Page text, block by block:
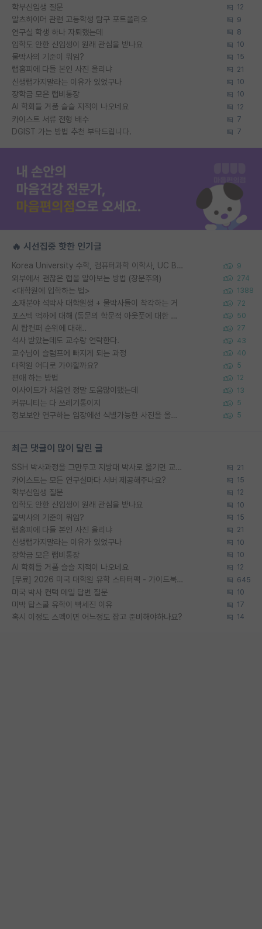
학부신입생 질문 12
알츠하이머 관련 고등학생 탐구 포트폴리오 9
연구실 학생 하나 자퇴했는데 8
입학도 안한 신입생이 원래 관심을 받나요 10
물박사의 기준이 뭐임? 15
랩홈피에 다들 본인 사진 올리냐 21
신생랩가지말라는 이유가 있었구나 10
장학금 모은 랩비통장 10
AI 학회들 거품 슬슬 지적이 나오네요 12
카이스트 서류 전형 배수 7
DGIST 가는 방법 추천 부탁드립니다. 7
🔥 시선집중 핫한 인기글
Korea University 수학, 컴퓨터과학 이학사, UC Berkeley 산업공학 대학원 공학박사가 되는 것은 쉽지 않겠죠? 9
외부에서 괜찮은 랩을 알아보는 방법 (장문주의) 274
<대학원에 입학하는 법> 1388
소재분야 석박사 대학원생 + 물박사들이 착각하는 거 72
포스텍 억까에 대해 (동문의 학문적 아웃풋에 대한 반박) 50
AI 탑컨퍼 순위에 대해.. 27
석사 받았는데도 교수랑 연락한다. 43
교수님이 슬럼프에 빠지게 되는 과정 40
대학원 어디로 가야할까요? 5
편애 하는 방법 12
이사이트가 처음엔 정말 도움많이됐는데 13
커뮤니티는 다 쓰레기통이지 5
정보보안 연구하는 입장에선 식별가능한 사진을 올리는건 비추이긴함 5
최근 댓글이 많이 달린 글
SSH 박사과정을 그만두고 지방대 박사로 옮기면 교수의 꿈은 끝일까요? 21
카이스트는 모든 연구실마다 서버 제공해주나요? 15
학부신입생 질문 12
입학도 안한 신입생이 원래 관심을 받나요 10
물박사의 기준이 뭐임? 15
랩홈피에 다들 본인 사진 올리냐 21
신생랩가지말라는 이유가 있었구나 10
장학금 모은 랩비통장 10
AI 학회들 거품 슬슬 지적이 나오네요 12
[무료] 2026 미국 대학원 유학 스타터팩 - 가이드북 & 합격자 컨택메일 템플릿 645
미국 박사 컨택 메일 답변 질문 10
미박 탑스쿨 유학이 빡세진 이유 17
혹시 이정도 스펙이면 어느정도 잡고 준비해야하나요? 14